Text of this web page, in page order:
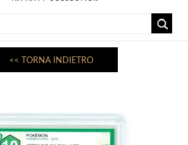
<< TORNA INDIETRO